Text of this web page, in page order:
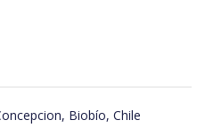
Biobío, Chile